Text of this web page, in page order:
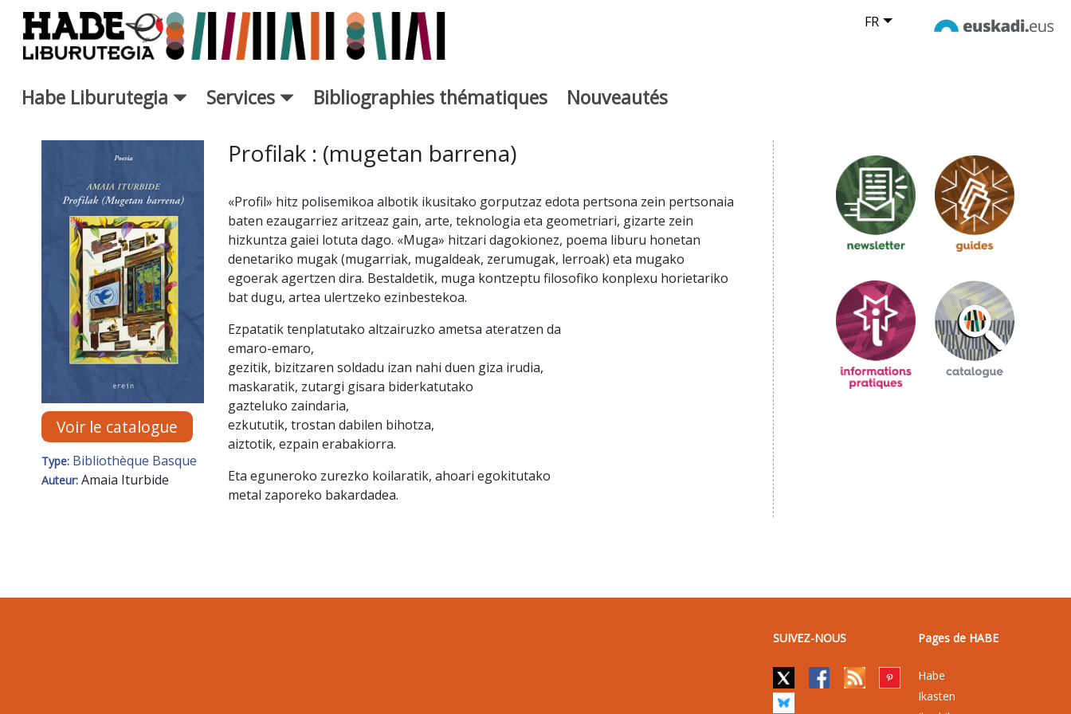
Saut au contenu principal FR
Habe Liburutegia Services Bibliographies thématiques Nouveautés
Fiche de Nouveaux Livres - Liburutegia
Voir le catalogue
Type: Bibliothèque Basque
Auteur: Amaia Iturbide
Profilak : (mugetan barrena)
«Profil» hitz polisemikoa albotik ikusitako gorputzaz edota pertsona zein pertsonaia
baten ezaugarriez aritzeaz gain, arte, teknologia eta geometriari, gizarte zein
hizkuntza gaiei lotuta dago. «Muga» hitzari dagokionez, poema liburu honetan
denetariko mugak (mugarriak, mugaldeak, zerumugak, lerroak) eta mugako
egoerak agertzen dira. Bestaldetik, muga kontzeptu filosofiko konplexu horietariko
bat dugu, artea ulertzeko ezinbestekoa.
Ezpatatik tenplatutako altzairuzko ametsa ateratzen da
emaro-emaro,
gezitik, bizitzaren soldadu izan nahi duen giza irudia,
maskaratik, zutargi gisara biderkatutako
gazteluko zaindaria,
ezkututik, trostan dabilen bihotza,
aiztotik, ezpain erabakiorra.
Eta eguneroko zurezko koilaratik, ahoari egokitutako
metal zaporeko bakardadea.
SUIVEZ-NOUS Pages de HABE
Habe
Ikasten